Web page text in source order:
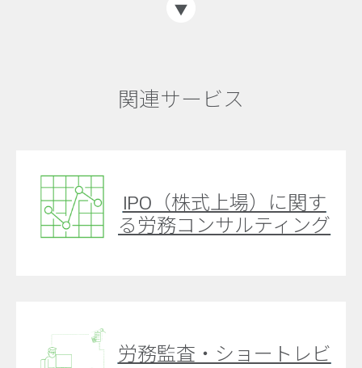
関連サービス
IPO（株式上場）に関す
る労務コンサルティング
労務監査・ショートレビ